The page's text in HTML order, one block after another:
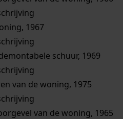
1967
schuur, 1969
van de woning, 1975
van de woning, 1965